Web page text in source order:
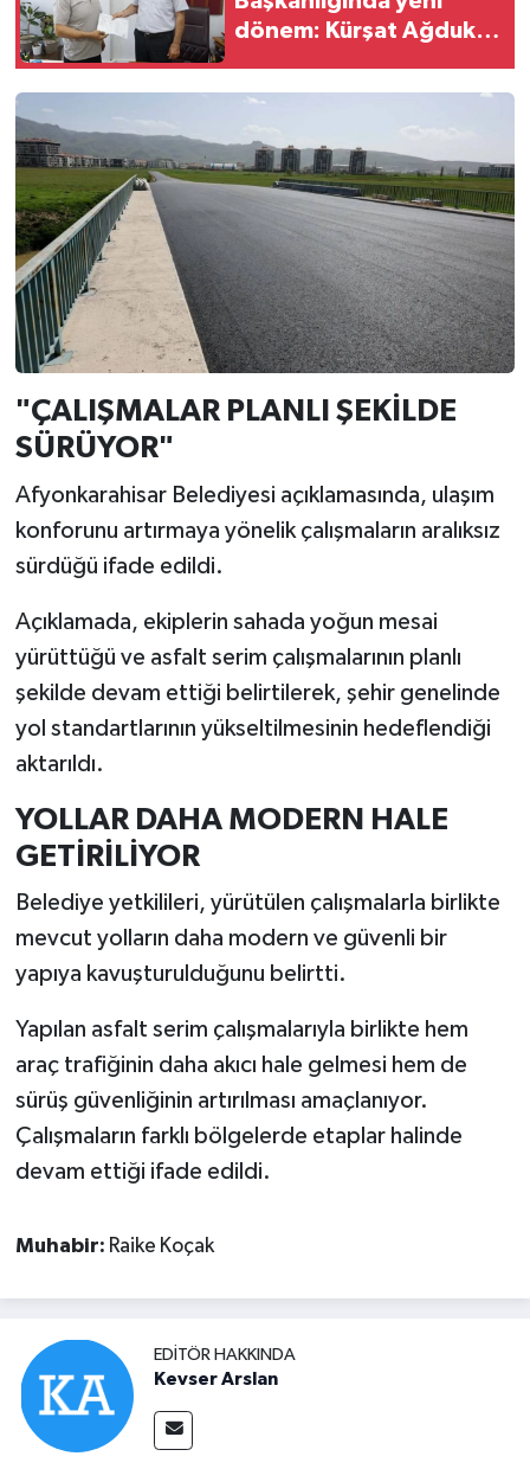
dönem: Kürşat Ağduk
"ÇALIŞMALAR PLANLI ŞEKİLDE
SÜRÜYOR"
Afyonkarahisar Belediyesi açıklamasında, ulaşım
konforunu artırmaya yönelik çalışmaların aralıksız
sürdüğü ifade edildi.
Açıklamada, ekiplerin sahada yoğun mesai
yürüttüğü ve asfalt serim çalışmalarının planlı
şekilde devam ettiği belirtilerek, şehir genelinde
yol standartlarının yükseltilmesinin hedeflendiği
aktarıldı.
YOLLAR DAHA MODERN HALE
GETİRİLİYOR
Belediye yetkilileri, yürütülen çalışmalarla birlikte
mevcut yolların daha modern ve güvenli bir
yapıya kavuşturulduğunu belirtti.
Yapılan asfalt serim çalışmalarıyla birlikte hem
araç trafiğinin daha akıcı hale gelmesi hem de
sürüş güvenliğinin artırılması amaçlanıyor.
Çalışmaların farklı bölgelerde etaplar halinde
devam ettiği ifade edildi.
Muhabir: Raike Koçak
EDITÖR HAKKINDA
Kevser Arslan